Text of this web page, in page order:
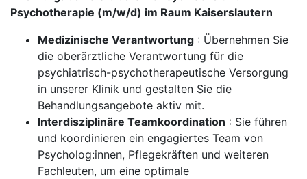
Psychotherapie (m/w/d) im Raum Kaiserslautern
Medizinische Verantwortung : Übernehmen Sie
die oberärztliche Verantwortung für die
psychiatrisch-psychotherapeutische Versorgung
in unserer Klinik und gestalten Sie die
Behandlungsangebote aktiv mit.
Interdisziplinäre Teamkoordination : Sie führen
und koordinieren ein engagiertes Team von
Psycholog:innen, Pflegekräften und weiteren
Fachleuten, um eine optimale